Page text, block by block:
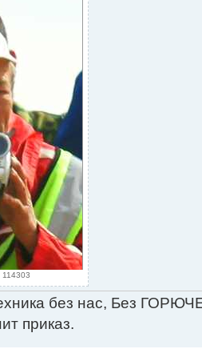
без нас, Без
приказ.